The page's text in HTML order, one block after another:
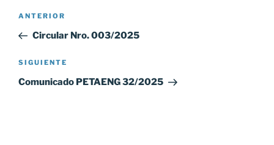
Navegación
entradas
Entrada
anterior:
ANTERIOR
Circular Nro. 003/2025
Siguiente
entrada
SIGUIENTE
Comunicado PETAENG 32/2025